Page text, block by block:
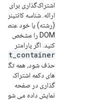
اشتراک‌گذاری برای
ارائه. شناسه کانتینر
(رشته) یا خود عنصر
DOM را مشخص
کنید. اگر پارامتر
opt_container
حذف شود، همه تگ
های دکمه اشتراک
گذاری در صفحه
نمایش داده می شوند.